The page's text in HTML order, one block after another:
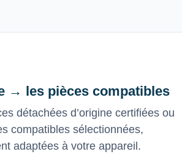
→ les pièces compatibles
détachées d’origine certifiées ou
compatibles sélectionnées,
adaptées à votre appareil.